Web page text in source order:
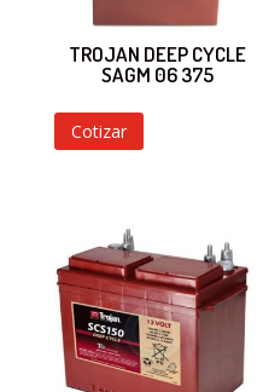
TROJAN DEEP CYCLE
SAGM 06 375
Cotizar